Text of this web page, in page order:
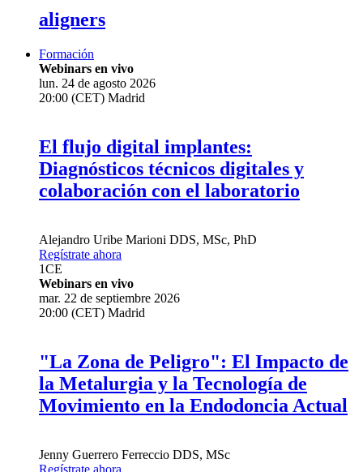
aligners
Formación
Webinars en vivo
lun. 24 de agosto 2026
20:00 (CET) Madrid
El flujo digital implantes:
Diagnósticos técnicos digitales y
colaboración con el laboratorio
Alejandro Uribe Marioni DDS, MSc, PhD
Regístrate ahora
1CE
Webinars en vivo
mar. 22 de septiembre 2026
20:00 (CET) Madrid
"La Zona de Peligro": El Impacto de
la Metalurgia y la Tecnología de
Movimiento en la Endodoncia Actual
Jenny Guerrero Ferreccio DDS, MSc
Regístrate ahora